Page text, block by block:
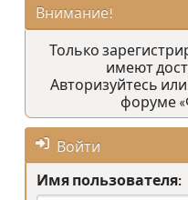
Внимание!
Только
имеют
Авторизуйтесь или
форуме
Войти
Имя пользователя: